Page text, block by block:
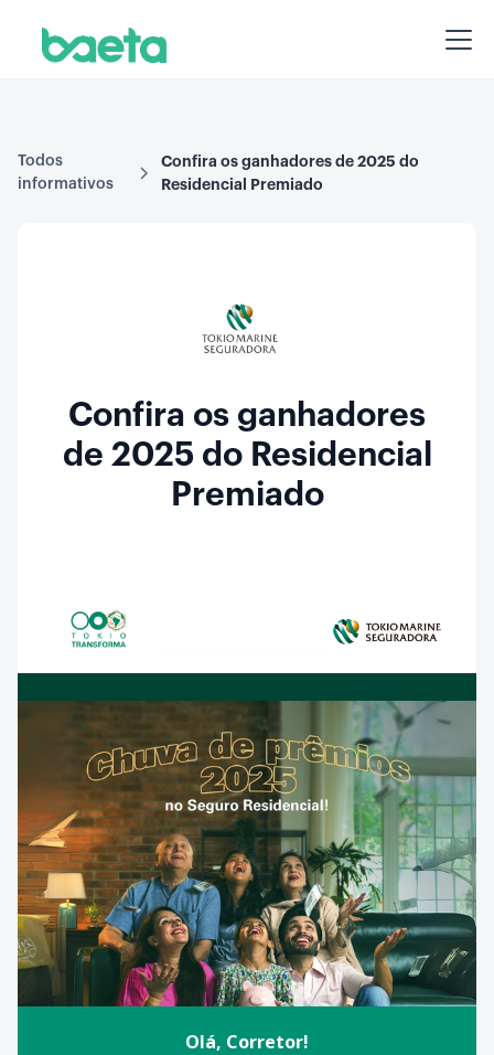
Todos
informativos
Confira os ganhadores de 2025 do
Residencial Premiado
Confira os ganhadores
de 2025 do Residencial
Premiado
Olá, Corretor!